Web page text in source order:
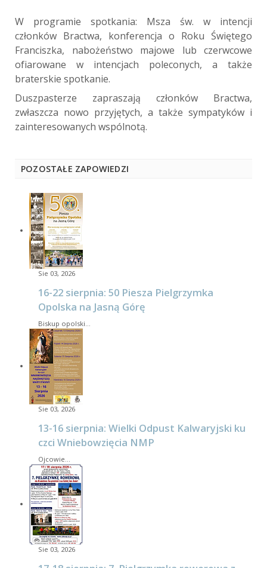
W programie spotkania: Msza św. w intencji
członków Bractwa, konferencja o Roku Świętego
Franciszka, nabożeństwo majowe lub czerwcowe
ofiarowane w intencjach poleconych, a także
braterskie spotkanie.
Duszpasterze zapraszają członków Bractwa,
zwłaszcza nowo przyjętych, a także sympatyków i
zainteresowanych wspólnotą.
POZOSTAŁE ZAPOWIEDZI
Sie 03, 2026
16-22 sierpnia: 50 Piesza Pielgrzymka
Opolska na Jasną Górę
Biskup opolski…
Sie 03, 2026
13-16 sierpnia: Wielki Odpust Kalwaryjski ku
czci Wniebowzięcia NMP
Ojcowie…
Sie 03, 2026